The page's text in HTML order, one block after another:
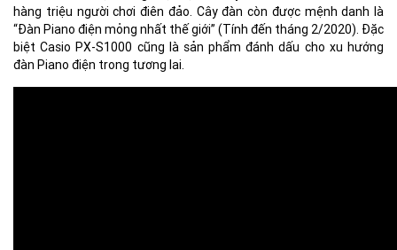
hàng triệu người chơi điên đảo. Cây đàn còn được mệnh danh là
“Đàn Piano điện mỏng nhất thế giới” (Tính đến tháng 2/2020). Đặc
biệt Casio PX-S1000 cũng là sản phẩm đánh dấu cho xu hướng
đàn Piano điện trong tương lai.